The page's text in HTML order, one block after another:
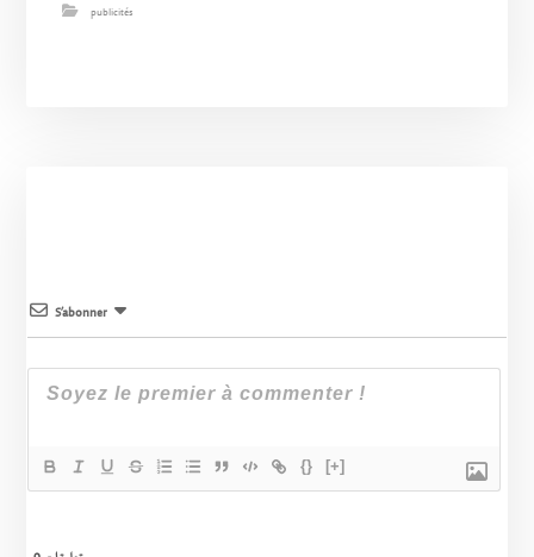
publicités
S’abonner
{} [+]